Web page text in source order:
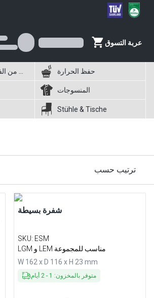
عربة التسوق
حفظ الحرارة
المنسوجات
Stühle & Tische
ترتيب حسب
شفرة بسيطة
SKU: ESM
LGM و LEM مناسب للمجموعة
W 162 x D 116 x H 23 mm
متوفر بالمخزون:
1
-
2 أيام